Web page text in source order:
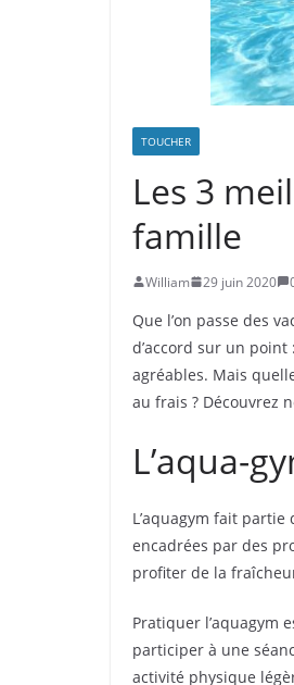
TOUCHER
Les 3
famille
William 29 juin 2020
Que l’on passe des
d’accord sur un
agréables. Mais
au frais ? Découvrez
L’aqua-
L’aquagym fait
encadrées par des
profiter de la
Pratiquer l’aquagym
participer à une
activité physique